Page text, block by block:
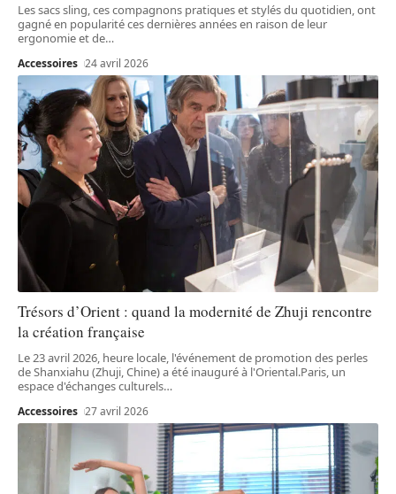
Les sacs sling, ces compagnons pratiques et stylés du quotidien, ont
gagné en popularité ces dernières années en raison de leur
ergonomie et de…
Accessoires 24 avril 2026
Trésors d’Orient : quand la modernité de Zhuji rencontre
la création française
Le 23 avril 2026, heure locale, l'événement de promotion des perles
de Shanxiahu (Zhuji, Chine) a été inauguré à l'Oriental.Paris, un
espace d'échanges culturels…
Accessoires 27 avril 2026